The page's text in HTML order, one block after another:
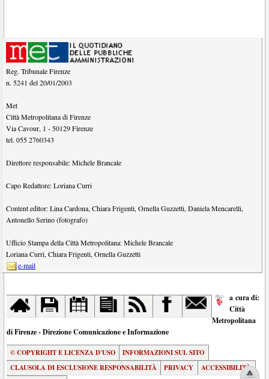
Reg. Tribunale Firenze
n. 5241 del 20/01/2003
Met
Città Metropolitana di Firenze
Via Cavour, 1 - 50129 Firenze
tel.055 2760343
Direttore responsabile:Michele Brancale
Capo Redattore:Loriana Curri
Content editor:Lina Cardona,Chiara Frigenti,Ornella Guzzetti,Daniela Mencarelli,
Antonello Serino (fotografo)
Ufficio Stampa della Città Metropolitana:Michele Brancale
Loriana Curri,Chiara Frigenti,Ornella Guzzetti
e-mail
a cura di:
Città
Metropolitana
di Firenze - Direzione Comunicazione e Informazione
© COPYRIGHT E LICENZA D'USO
INFORMAZIONI SUL SITO
CLAUSOLA DI ESCLUSIONE RESPONSABILITÀ
PRIVACY
ACCESSIBILITÀ